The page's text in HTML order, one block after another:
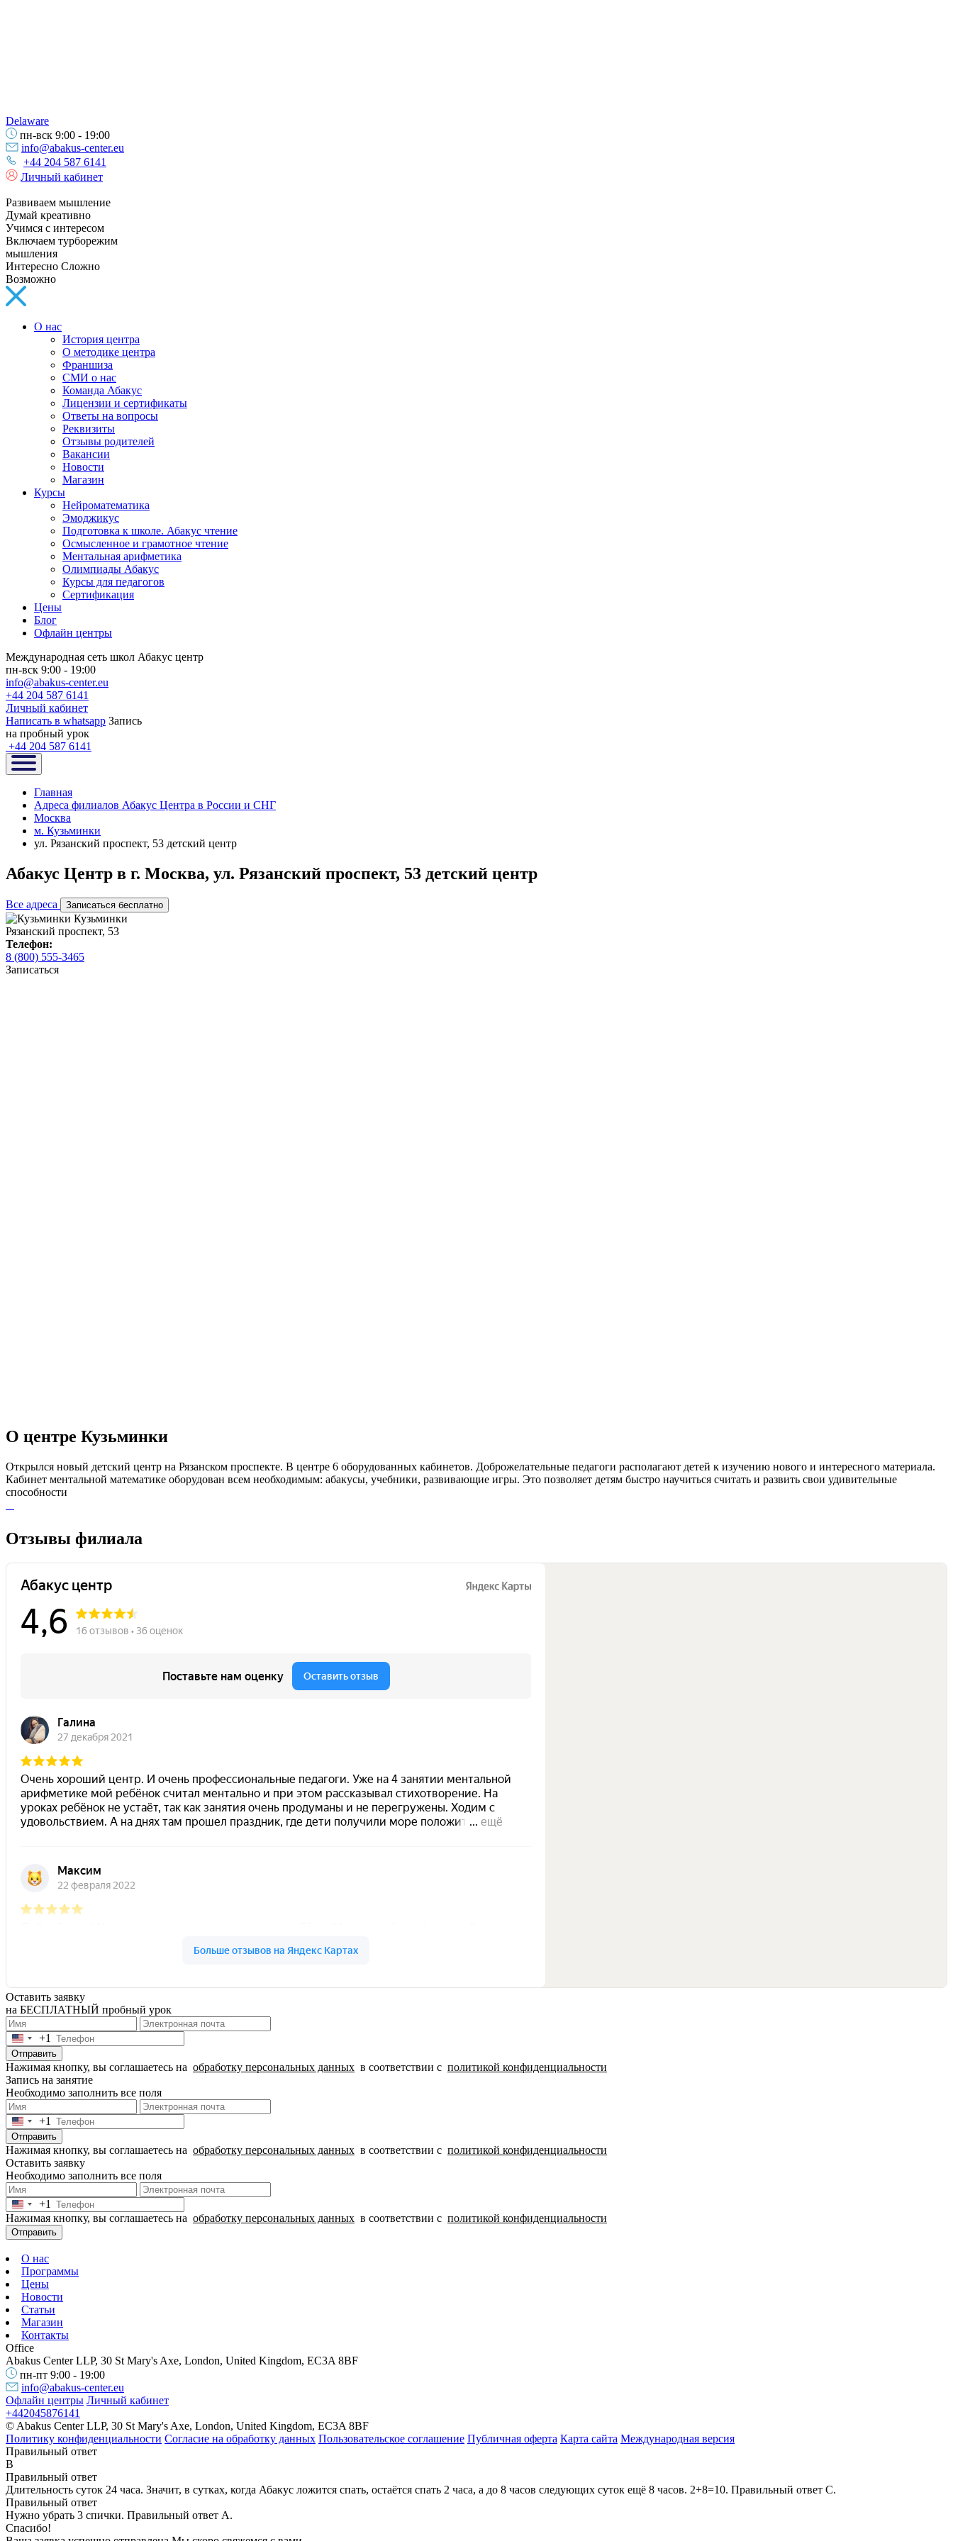
Delaware
пн-вск 9:00 - 19:00
info@abakus-center.eu
+44 204 587 6141
Личный кабинет
Развиваем мышление
Думай креативно
Учимся с интересом
Включаем турборежим
мышления
Интересно Сложно
Возможно
О нас
История центра
О методике центра
Франшиза
СМИ о нас
Команда Абакус
Лицензии и сертификаты
Ответы на вопросы
Реквизиты
Отзывы родителей
Вакансии
Новости
Магазин
Курсы
Нейроматематика
Эмоджикус
Подготовка к школе. Абакус чтение
Осмысленное и грамотное чтение
Ментальная арифметика
Олимпиады Абакус
Курсы для педагогов
Сертификация
Цены
Блог
Офлайн центры
Международная сеть школ Абакус центр
пн-вск 9:00 - 19:00
info@abakus-center.eu
+44 204 587 6141
Личный кабинет
Написать в whatsapp Запись
на пробный урок
+44 204 587 6141
Главная
Адреса филиалов Абакус Центра в России и СНГ
Москва
м. Кузьминки
ул. Рязанский проспект, 53 детский центр
Абакус Центр в г. Москва, ул. Рязанский проспект, 53 детский центр
Все адреса Записаться бесплатно
Кузьминки
Рязанский проспект, 53
Телефон:
8 (800) 555-3465
Записаться
О центре Кузьминки
Открылся новый детский центр на Рязанском проспекте. В центре 6 оборудованных кабинетов. Доброжелательные педагоги располагают детей к изучению нового и интересного материала.
Кабинет ментальной математике оборудован всем необходимым: абакусы, учебники, развивающие игры. Это позволяет детям быстро научиться считать и развить свои удивительные
способности
Отзывы филиала
Оставить заявку
на БЕСПЛАТНЫЙ пробный урок
United
States
+1
+1
Отправить
Нажимая кнопку, вы соглашаетесь на обработку персональных данных в соответствии с политикой конфиденциальности
Запись на занятие
Необходимо заполнить все поля
United
States
+1
+1
Отправить
Нажимая кнопку, вы соглашаетесь на обработку персональных данных в соответствии с политикой конфиденциальности
Оставить заявку
Необходимо заполнить все поля
United
States
+1
+1
Нажимая кнопку, вы соглашаетесь на обработку персональных данных в соответствии с политикой конфиденциальности
Отправить
О нас
Программы
Цены
Новости
Статьи
Магазин
Контакты
Office
Abakus Center LLP, 30 St Mary's Axe, London, United Kingdom, EC3A 8BF
пн-пт 9:00 - 19:00
info@abakus-center.eu
Офлайн центры Личный кабинет
+442045876141
© Abakus Center LLP, 30 St Mary's Axe, London, United Kingdom, EC3A 8BF
Политику конфиденциальности Согласие на обработку данных Пользовательское соглашение Публичная оферта Карта сайта Международная версия
Правильный ответ
B
Правильный ответ
Длительность суток 24 часа. Значит, в сутках, когда Абакус ложится спать, остаётся спать 2 часа, а до 8 часов следующих суток ещё 8 часов. 2+8=10. Правильный ответ С.
Правильный ответ
Нужно убрать 3 спички. Правильный ответ А.
Спасибо!